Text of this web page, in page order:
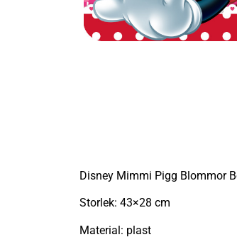
Disney Mimmi Pigg Blommor
Storlek: 43×28 cm
Material: plast